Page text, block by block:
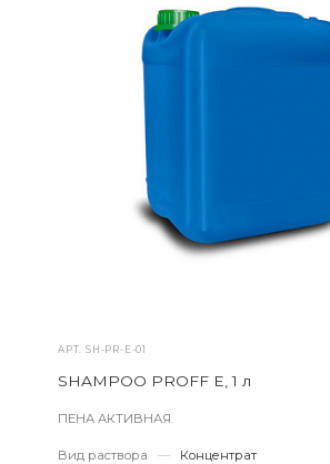
АРТ.SH-PR-E-01
SHAMPOO PROFF E, 1 л
ПЕНА АКТИВНАЯ.
Вид раствора —
Концентрат